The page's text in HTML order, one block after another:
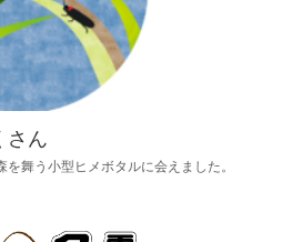
さん
舞う小型ヒメボタルに会えました。